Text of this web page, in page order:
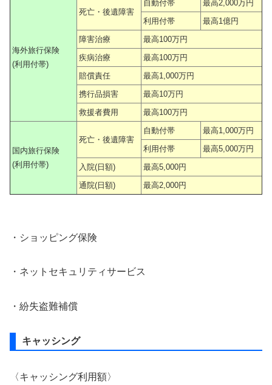
海外旅行保険
(利用付帯)
死亡・後遺障害
自動付帯
最高2,000万円
利用付帯
最高1億円
障害治療
最高100万円
疾病治療
最高100万円
賠償責任
最高1,000万円
携行品損害
最高10万円
救援者費用
最高100万円
国内旅行保険
(利用付帯)
死亡・後遺障害
自動付帯
最高1,000万円
利用付帯
最高5,000万円
入院(日額)
最高5,000円
通院(日額)
最高2,000円
・ショッピング保険
・ネットセキュリティサービス
・紛失盗難補償
キャッシング
〈キャッシング利用額〉